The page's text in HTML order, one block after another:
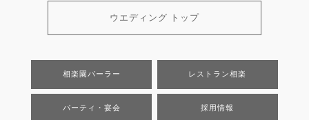
ウエディング トップ
相楽園パーラー レストラン相楽
パーティ・宴会 採用情報